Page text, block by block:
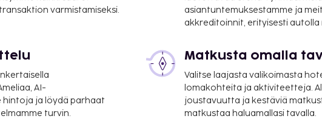
34,1 mi
kuuluu ilmainen
tarjotaan päivittäin klo 7.00–11.30.
noin 9 EUR
varmistamiseksi.
asiantuntemuksestamme ja
akkreditoinnit, erityisesti autolla
AI-
ja löydä parhaat
turvin.
Matkusta omalla
Valitse laajasta valikoimasta
lomakohteita ja aktiviteetteja.
joustavuutta ja kestäviä
matkustaa haluamallasi tavalla.